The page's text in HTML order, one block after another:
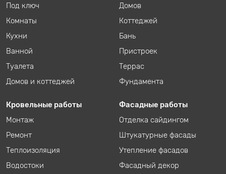
Под ключ
Комнаты
Кухни
Ванной
Туалета
Домов и коттеджей
Домов
Коттеджей
Бань
Пристроек
Террас
Фундамента
Кровельные работы
Монтаж
Ремонт
Теплоизоляция
Водостоки
Фасадные работы
Отделка сайдингом
Штукатурные фасады
Утепление фасадов
Фасадный декор